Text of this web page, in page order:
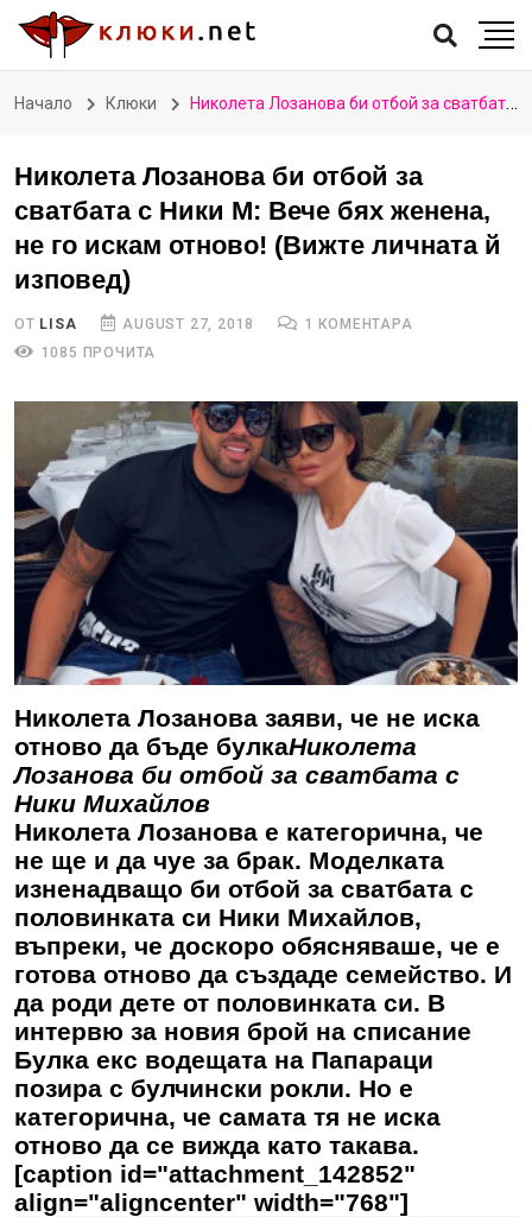
Начало Клюки Николета Лозанова би отбой за сватбата с Ники М: Вече бях женена, не го искам отново! (Вижте личната й изповед)
Николета Лозанова би отбой за
сватбата с Ники М: Вече бях женена,
не го искам отново! (Вижте личната й
изповед)
ОТ LISA AUGUST 27, 2018
1 КОМЕНТАРА
1085 ПРОЧИТА
Николета Лозанова заяви, че не иска
отново да бъде булкаНиколета
Лозанова би отбой за сватбата с
Ники Михайлов
Николета Лозанова е категорична, че
не ще и да чуе за брак. Моделката
изненадващо би отбой за сватбата с
половинката си Ники Михайлов,
въпреки, че доскоро обясняваше, че е
готова отново да създаде семейство. И
да роди дете от половинката си. В
интервю за новия брой на списание
Булка екс водещата на Папараци
позира с булчински рокли. Но е
категорична, че самата тя не иска
отново да се вижда като такава.
[caption id="attachment_142852"
align="aligncenter" width="768"]